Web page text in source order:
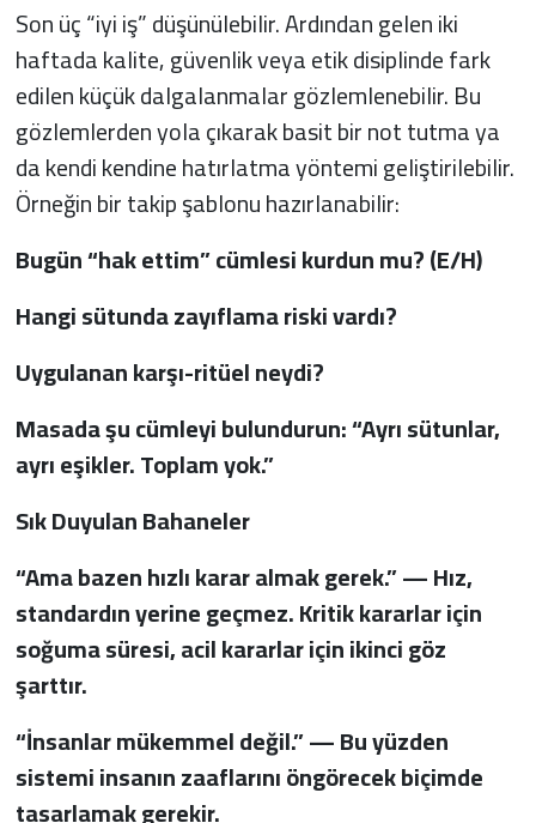
Son üç “iyi iş” düşünülebilir. Ardından gelen iki
haftada kalite, güvenlik veya etik disiplinde fark
edilen küçük dalgalanmalar gözlemlenebilir. Bu
gözlemlerden yola çıkarak basit bir not tutma ya
da kendi kendine hatırlatma yöntemi geliştirilebilir.
Örneğin bir takip şablonu hazırlanabilir:
Bugün “hak ettim” cümlesi kurdun mu? (E/H)
Hangi sütunda zayıflama riski vardı?
Uygulanan karşı-ritüel neydi?
Masada şu cümleyi bulundurun: “Ayrı sütunlar,
ayrı eşikler. Toplam yok.”
Sık Duyulan Bahaneler
“Ama bazen hızlı karar almak gerek.” — Hız,
standardın yerine geçmez. Kritik kararlar için
soğuma süresi, acil kararlar için ikinci göz
şarttır.
“İnsanlar mükemmel değil.” — Bu yüzden
sistemi insanın zaaflarını öngörecek biçimde
tasarlamak gerekir.